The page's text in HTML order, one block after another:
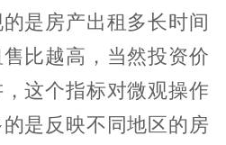
是房产出租多长时间
比越高，当然投资价
这个指标对微观操作
是反映不同地区的房